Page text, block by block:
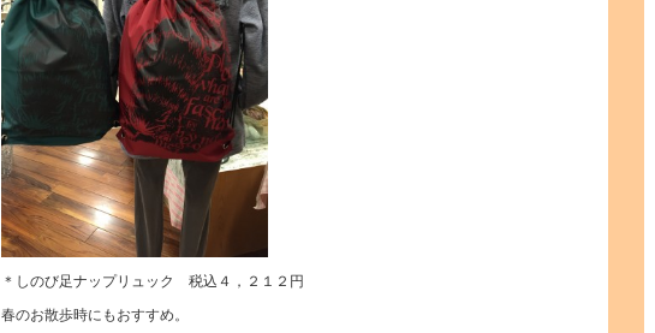
＊しのび足ナップリュック 税込４，２１２円
春のお散歩時にもおすすめ。